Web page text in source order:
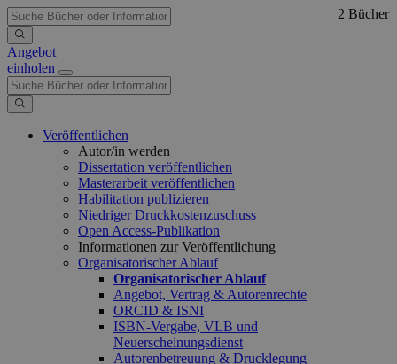
Angebot
einholen
Veröffentlichen
Autor/in werden
Dissertation veröffentlichen
Masterarbeit veröffentlichen
Habilitation publizieren
Niedriger Druckkostenzuschuss
Open Access-Publikation
Informationen zur Veröffentlichung
Organisatorischer Ablauf
Organisatorischer Ablauf
Angebot, Vertrag & Autorenrechte
ORCID & ISNI
ISBN-Vergabe, VLB und
Neuerscheinungsdienst
Autorenbetreuung & Drucklegung
2 Bücher